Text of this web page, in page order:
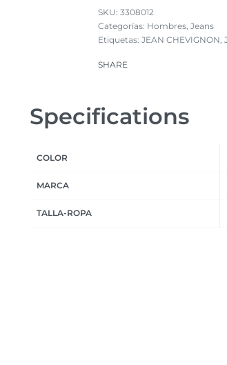
3308012
Categorías: Hombres, Jeans
Etiquetas: JEAN CHEVIGNON,
SHARE
Specifications
COLOR
MARCA
TALLA-ROPA